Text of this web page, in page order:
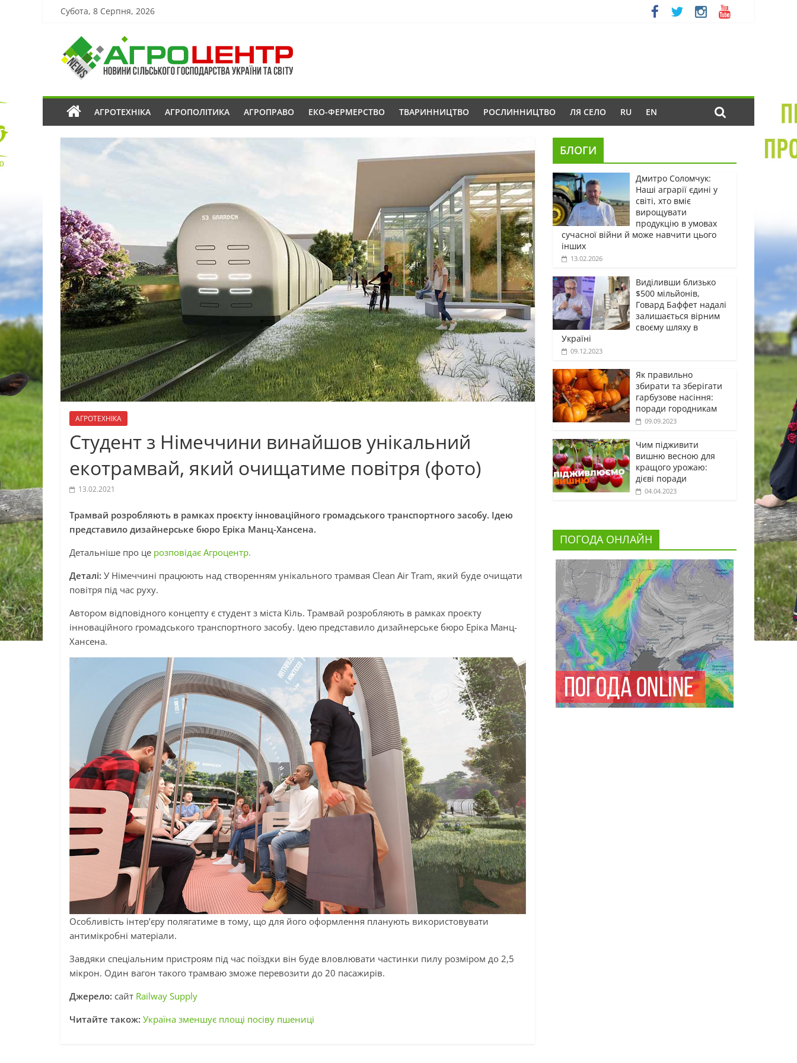
Субота, 8 Серпня, 2026
АГРОТЕХНІКА АГРОПОЛІТИКА АГРОПРАВО ЕКО-ФЕРМЕРСТВО ТВАРИННИЦТВО РОСЛИННИЦТВО ЛЯ СЕЛО RU EN
АГРОТЕХНІКА
Студент з Німеччини винайшов унікальний
екотрамвай, який очищатиме повітря (фото)
13.02.2021
Трамвай розробляють в рамках проєкту інноваційного громадського транспортного засобу. Ідею
представило дизайнерське бюро Еріка Манц-Хансена.
Детальніше про це розповідає Агроцентр.
Деталі: У Німеччині працюють над створенням унікального трамвая Clean Air Tram, який буде очищати
повітря під час руху.
Автором відповідного концепту є студент з міста Кіль. Трамвай розробляють в рамках проєкту
інноваційного громадського транспортного засобу. Ідею представило дизайнерське бюро Еріка Манц-
Хансена.
Особливість інтер’єру полягатиме в тому, що для його оформлення планують використовувати
антимікробні матеріали.
Завдяки спеціальним пристроям під час поїздки він буде вловлювати частинки пилу розміром до 2,5
мікрон. Один вагон такого трамваю зможе перевозити до 20 пасажирів.
Джерело: сайт Railway Supply
Читайте також: Україна зменшує площі посіву пшениці
БЛОГИ
Дмитро Соломчук:
Наші аграрії єдині у
світі, хто вміє
вирощувати
продукцію в умовах
сучасної війни й може навчити цього
інших
13.02.2026
Виділивши близько
$500 мільйонів,
Говард Баффет надалі
залишається вірним
своєму шляху в
Україні
09.12.2023
Як правильно
збирати та зберігати
гарбузове насіння:
поради городникам
09.09.2023
Чим підживити
вишню весною для
кращого урожаю:
дієві поради
04.04.2023
ПОГОДА ОНЛАЙН